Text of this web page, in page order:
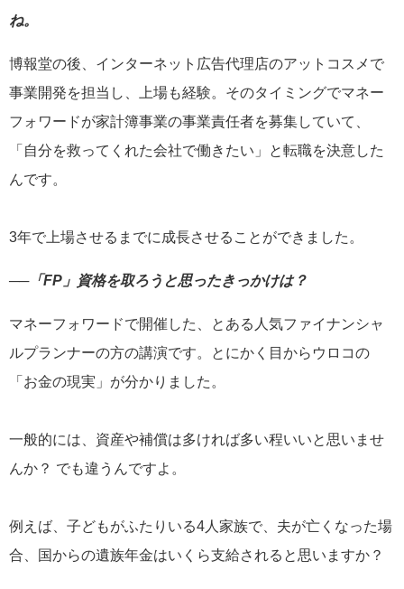
ね。
博報堂の後、インターネット広告代理店のアットコスメで
事業開発を担当し、上場も経験。そのタイミングでマネー
フォワードが家計簿事業の事業責任者を募集していて、
「自分を救ってくれた会社で働きたい」と転職を決意した
んです。
3年で上場させるまでに成長させることができました。
──「FP」資格を取ろうと思ったきっかけは？
マネーフォワードで開催した、とある人気ファイナンシャ
ルプランナーの方の講演です。とにかく目からウロコの
「お金の現実」が分かりました。
一般的には、資産や補償は多ければ多い程いいと思いませ
んか？ でも違うんですよ。
例えば、子どもがふたりいる4人家族で、夫が亡くなった場
合、国からの遺族年金はいくら支給されると思いますか？